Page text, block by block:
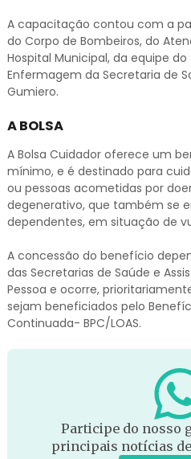
A capacitação contou com a
do Corpo de Bombeiros, do
Hospital Municipal, da equipe
Enfermagem da Secretaria de
Gumiero.
A BOLSA
A Bolsa Cuidador oferece um
mínimo, e é destinado para
ou pessoas acometidas por
degenerativo, que também se
dependentes, em situação de
A concessão do benefício
das Secretarias de Saúde e
Pessoa e ocorre,
sejam beneficiados pelo
Continuada- BPC/LOAS.
Participe do nosso
principais notícias